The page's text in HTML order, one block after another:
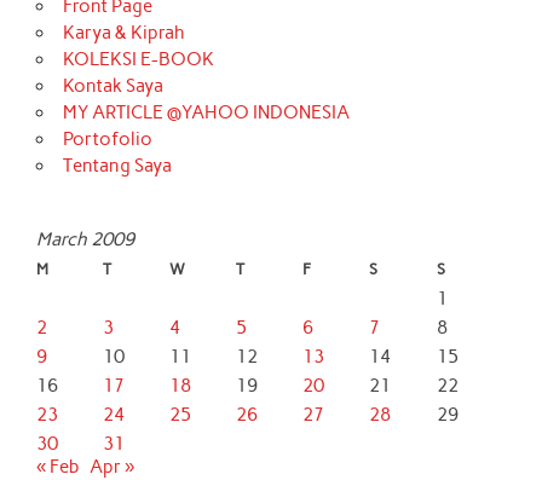
Front Page
Karya & Kiprah
KOLEKSI E-BOOK
Kontak Saya
MY ARTICLE @YAHOO INDONESIA
Portofolio
Tentang Saya
March 2009
M T W T F S S
1
2
3 4 5 6 7
8
9
10 11 12 13 14
15
16
17 18 19 20 21
22
23
24 25 26 27 28
29
30
31
« Feb Apr »